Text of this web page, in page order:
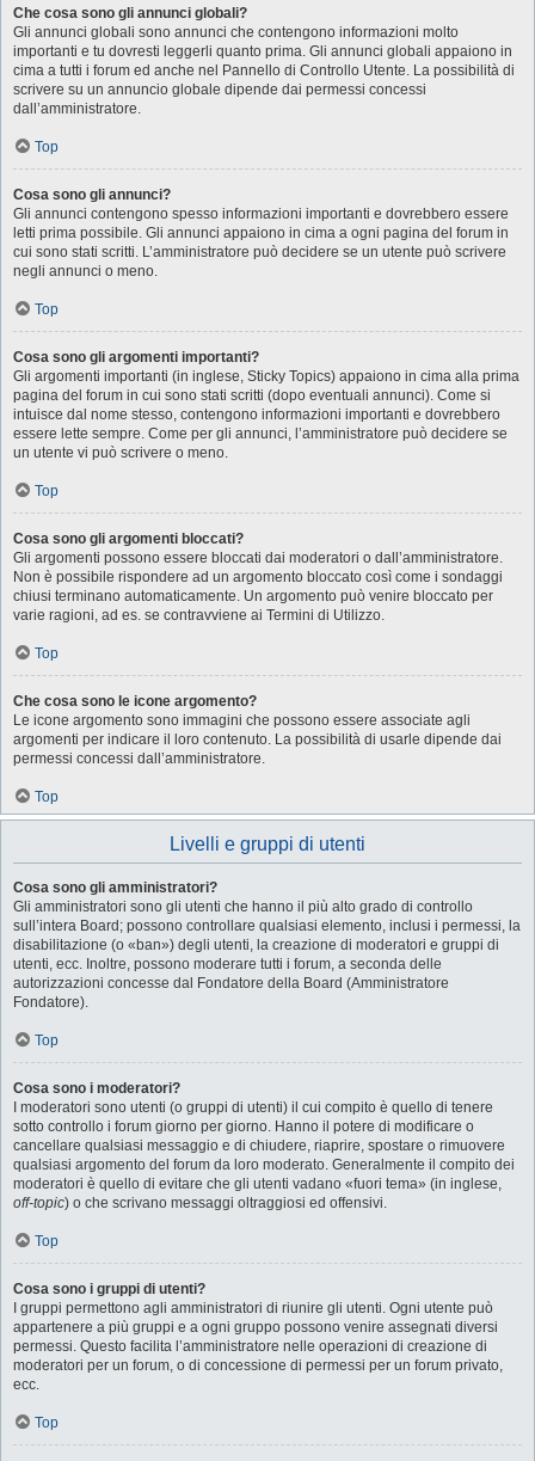
Che cosa sono gli annunci globali?
Gli annunci globali sono annunci che contengono informazioni molto
importanti e tu dovresti leggerli quanto prima. Gli annunci globali appaiono in
cima a tutti i forum ed anche nel Pannello di Controllo Utente. La possibilità di
scrivere su un annuncio globale dipende dai permessi concessi
dall’amministratore.
Top
Cosa sono gli annunci?
Gli annunci contengono spesso informazioni importanti e dovrebbero essere
letti prima possibile. Gli annunci appaiono in cima a ogni pagina del forum in
cui sono stati scritti. L’amministratore può decidere se un utente può scrivere
negli annunci o meno.
Top
Cosa sono gli argomenti importanti?
Gli argomenti importanti (in inglese, Sticky Topics) appaiono in cima alla prima
pagina del forum in cui sono stati scritti (dopo eventuali annunci). Come si
intuisce dal nome stesso, contengono informazioni importanti e dovrebbero
essere lette sempre. Come per gli annunci, l’amministratore può decidere se
un utente vi può scrivere o meno.
Top
Cosa sono gli argomenti bloccati?
Gli argomenti possono essere bloccati dai moderatori o dall’amministratore.
Non è possibile rispondere ad un argomento bloccato così come i sondaggi
chiusi terminano automaticamente. Un argomento può venire bloccato per
varie ragioni, ad es. se contravviene ai Termini di Utilizzo.
Top
Che cosa sono le icone argomento?
Le icone argomento sono immagini che possono essere associate agli
argomenti per indicare il loro contenuto. La possibilità di usarle dipende dai
permessi concessi dall’amministratore.
Top
Livelli e gruppi di utenti
Cosa sono gli amministratori?
Gli amministratori sono gli utenti che hanno il più alto grado di controllo
sull’intera Board; possono controllare qualsiasi elemento, inclusi i permessi, la
disabilitazione (o «ban») degli utenti, la creazione di moderatori e gruppi di
utenti, ecc. Inoltre, possono moderare tutti i forum, a seconda delle
autorizzazioni concesse dal Fondatore della Board (Amministratore
Fondatore).
Top
Cosa sono i moderatori?
I moderatori sono utenti (o gruppi di utenti) il cui compito è quello di tenere
sotto controllo i forum giorno per giorno. Hanno il potere di modificare o
cancellare qualsiasi messaggio e di chiudere, riaprire, spostare o rimuovere
qualsiasi argomento del forum da loro moderato. Generalmente il compito dei
moderatori è quello di evitare che gli utenti vadano «fuori tema» (in inglese,
off-topic) o che scrivano messaggi oltraggiosi ed offensivi.
Top
Cosa sono i gruppi di utenti?
I gruppi permettono agli amministratori di riunire gli utenti. Ogni utente può
appartenere a più gruppi e a ogni gruppo possono venire assegnati diversi
permessi. Questo facilita l’amministratore nelle operazioni di creazione di
moderatori per un forum, o di concessione di permessi per un forum privato,
ecc.
Top